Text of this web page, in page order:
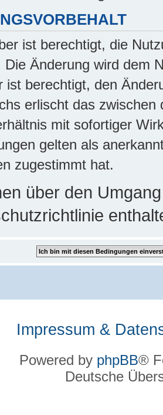
ist berechtigt, die
Die Änderung wird dem
ist berechtigt, den
erlischt das
mit sofortiger
gelten als
zugestimmt hat.
über den
Impressum &
Powered by phpBB®
Deutsche